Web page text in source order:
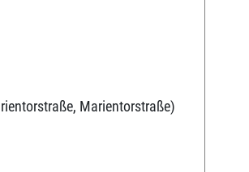
Marientorstraße)